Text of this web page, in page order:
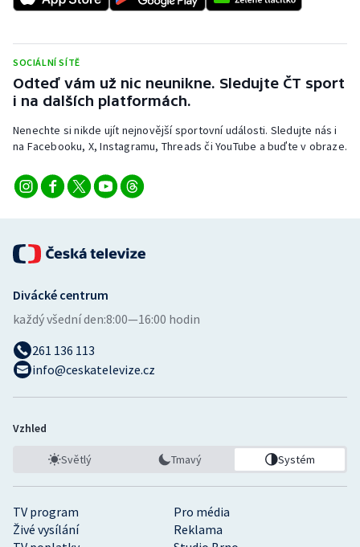
SOCIÁLNÍ SÍTĚ
Odteď vám už nic neunikne. Sledujte ČT sport
i na dalších platformách.
Nenechte si nikde ujít nejnovější sportovní události. Sledujte nás i
na Facebooku, X, Instagramu, Threads či YouTube a buďte v obraze.
TV program
Pro média
Živé vysílání
Reklama
Divácké centrum
každý všední den:8:00—16:00 hodin
261 136 113
info@ceskatelevize.cz
Vzhled
Světlý Tmavý Systém